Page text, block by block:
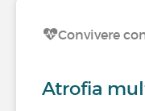
Convivere
Atrofia